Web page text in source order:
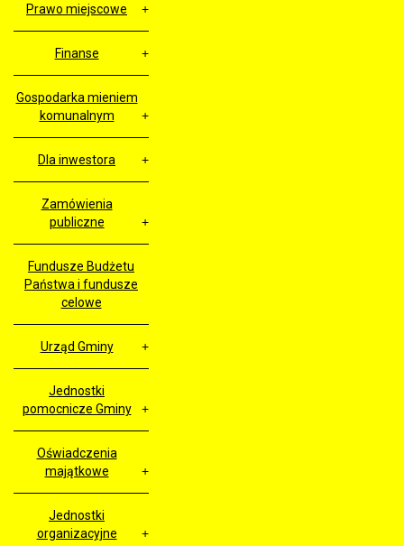
Prawo miejscowe
Finanse
Gospodarka mieniem
komunalnym
Dla inwestora
Zamówienia
publiczne
Fundusze Budżetu
Państwa i fundusze
celowe
Urząd Gminy
Jednostki
pomocnicze Gminy
Oświadczenia
majątkowe
Jednostki
organizacyjne